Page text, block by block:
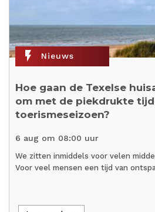
flash_on Nieuws
Hoe gaan de Texelse
om met de piekdrukte
toerismeseizoen?
6 aug om 08:00 uur
We zitten inmiddels voor velen
Voor veel mensen een tijd van